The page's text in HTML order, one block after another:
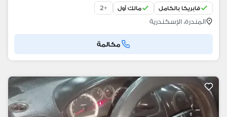
فابريكا بالكامل مالك أول +
2
المندرة، الإسكندرية
مكالمة